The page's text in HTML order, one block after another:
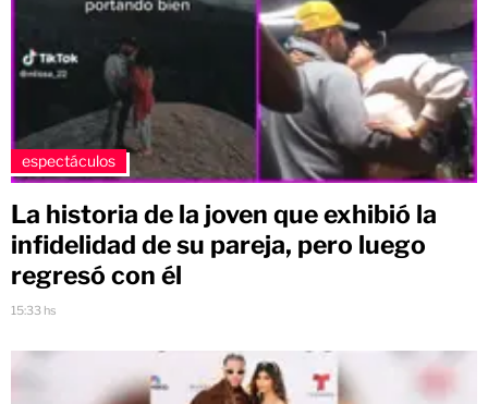
espectáculos
La historia de la joven que exhibió la
infidelidad de su pareja, pero luego
regresó con él
15:33 hs